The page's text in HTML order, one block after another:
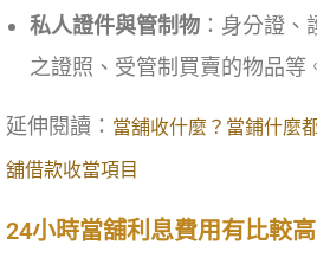
私人證件與管制物 ：身分證
之證照、受管制買賣的物品等
延伸閱讀： 當舖收什麼？當鋪什麼
舖借款收當項目
24小時當舖利息費用有比較